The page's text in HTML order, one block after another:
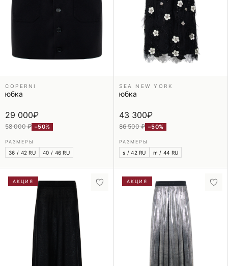
COPERNI
юбка
29 000₽
58 000 ₽ −50%
РАЗМЕРЫ
36 / 42 RU 40 / 46 RU
SEA NEW YORK
юбка
43 300₽
86 500 ₽ −50%
РАЗМЕРЫ
s / 42 RU m / 44 RU
АКЦИЯ АКЦИЯ